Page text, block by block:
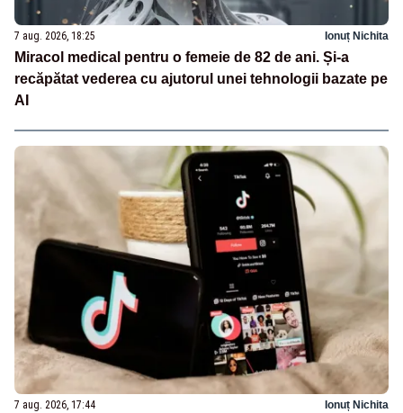
7 aug. 2026, 18:25 Ionuț Nichita
Miracol medical pentru o femeie de 82 de ani. Și-a
recăpătat vederea cu ajutorul unei tehnologii bazate pe
AI
7 aug. 2026, 17:44 Ionuț Nichita